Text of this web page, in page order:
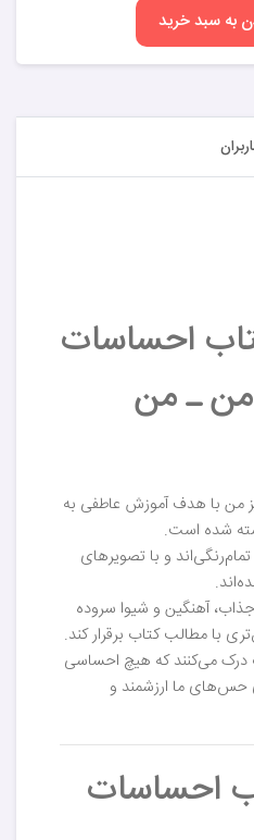
به سبد خرید
احساسات
ـ من
من با هدف آموزش عاطفی به
شده است.
و با تصویرهای
آهنگین و شیوا سروده
با مطالب کتاب برقرار کند.
درک می‌کنند که هیچ احساسی
حس‌های ما ارزشمند و
احساسات